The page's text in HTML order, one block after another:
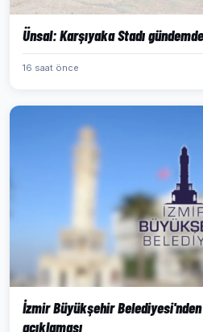
Ünsal: Karşıyaka Stadı
16 saat önce
İzmir Büyükşehir Belediyesi'nden
açıklaması